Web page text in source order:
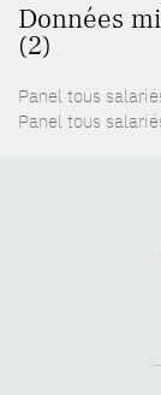
Données
(2)
Panel tous
Panel tous